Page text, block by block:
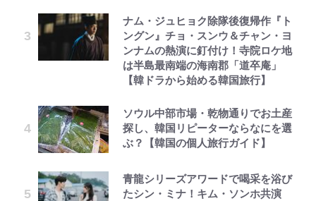
ナム・ジュヒョク除隊後復帰作『ト
ングン』チョ・スンウ＆チャン・ヨ
ンナムの熱演に釘付け！寺院ロケ地
は半島最南端の海南郡「道卒庵」
【韓ドラから始める韓国旅行】
ソウル中部市場・乾物通りでお土産
探し、韓国リピーターならなにを選
ぶ？【韓国の個人旅行ガイド】
青龍シリーズアワードで喝采を浴び
たシン・ミナ！キム・ソンホ共演